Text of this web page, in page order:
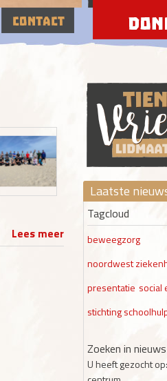
Lees meer
Laatste
Tagcloud
beweegzorg
noordwest
presentatie social
stichting
Zoeken in nieuws
U heeft gezocht